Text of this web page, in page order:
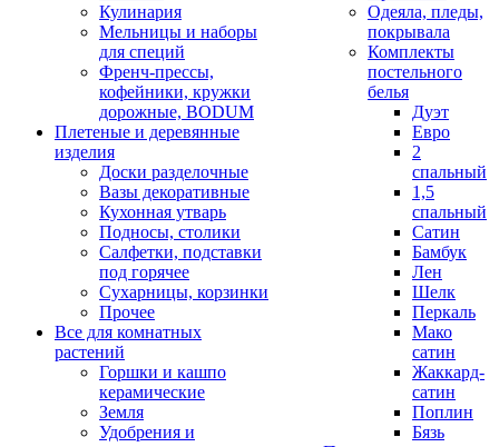
Кулинария
Мельницы и наборы
для специй
Френч-прессы,
кофейники, кружки
дорожные, BODUM
Плетеные и деревянные
изделия
Доски разделочные
Вазы декоративные
Кухонная утварь
Подносы, столики
Салфетки, подставки
под горячее
Сухарницы, корзинки
Прочее
Все для комнатных
растений
Горшки и кашпо
керамические
Земля
Удобрения и
Одеяла, пледы,
покрывала
Комплекты
постельного
белья
Дуэт
Евро
2
спальный
1,5
спальный
Сатин
Бамбук
Лен
Шелк
Перкаль
Мако
сатин
Жаккард-
сатин
Поплин
Бязь